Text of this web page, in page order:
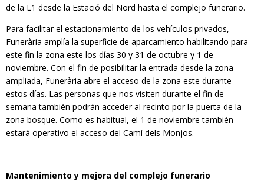
de la L1 desde la Estació del Nord hasta el complejo funerario.
Para facilitar el estacionamiento de los vehículos privados,
Funerària amplía la superficie de aparcamiento habilitando para
este fin la zona este los días 30 y 31 de octubre y 1 de
noviembre. Con el fin de posibilitar la entrada desde la zona
ampliada, Funerària abre el acceso de la zona este durante
estos días. Las personas que nos visiten durante el fin de
semana también podrán acceder al recinto por la puerta de la
zona bosque. Como es habitual, el 1 de noviembre también
estará operativo el acceso del Camí dels Monjos.
Mantenimiento y mejora del complejo funerario